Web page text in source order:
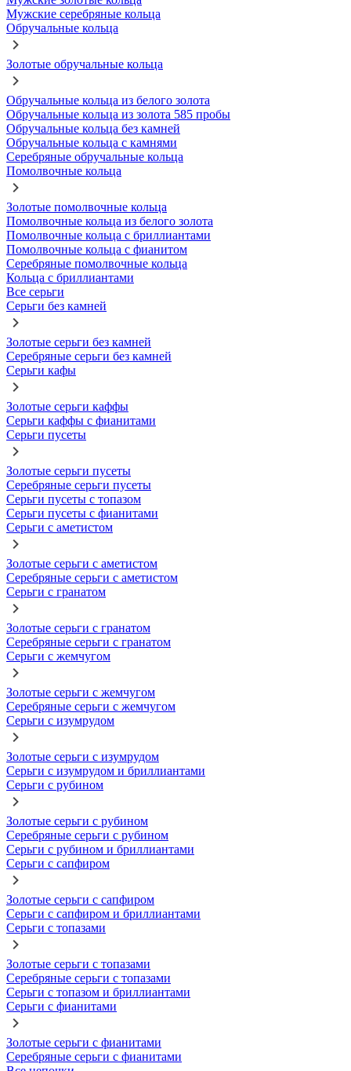
Мужские серебряные кольца
Обручальные кольца
Золотые обручальные кольца
Обручальные кольца из белого золота
Обручальные кольца из золота 585 пробы
Обручальные кольца без камней
Обручальные кольца с камнями
Серебряные обручальные кольца
Помолвочные кольца
Золотые помолвочные кольца
Помолвочные кольца из белого золота
Помолвочные кольца с бриллиантами
Помолвочные кольца с фианитом
Серебряные помолвочные кольца
Кольца с бриллиантами
Все серьги
Серьги без камней
Золотые серьги без камней
Серебряные серьги без камней
Серьги кафы
Золотые серьги каффы
Серьги каффы с фианитами
Серьги пусеты
Золотые серьги пусеты
Серебряные серьги пусеты
Серьги пусеты с топазом
Серьги пусеты с фианитами
Серьги с аметистом
Золотые серьги с аметистом
Серебряные серьги с аметистом
Серьги с гранатом
Золотые серьги с гранатом
Серебряные серьги с гранатом
Серьги с жемчугом
Золотые серьги с жемчугом
Серебряные серьги с жемчугом
Серьги с изумрудом
Золотые серьги с изумрудом
Серьги с изумрудом и бриллиантами
Серьги с рубином
Золотые серьги с рубином
Серебряные серьги с рубином
Серьги с рубином и бриллиантами
Серьги с сапфиром
Золотые серьги с сапфиром
Серьги с сапфиром и бриллиантами
Серьги с топазами
Золотые серьги с топазами
Серебряные серьги с топазами
Серьги с топазом и бриллиантами
Серьги с фианитами
Золотые серьги с фианитами
Серебряные серьги с фианитами